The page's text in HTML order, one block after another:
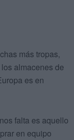
más tropas,
almacenes de
es en
falta es aquello
en equipo